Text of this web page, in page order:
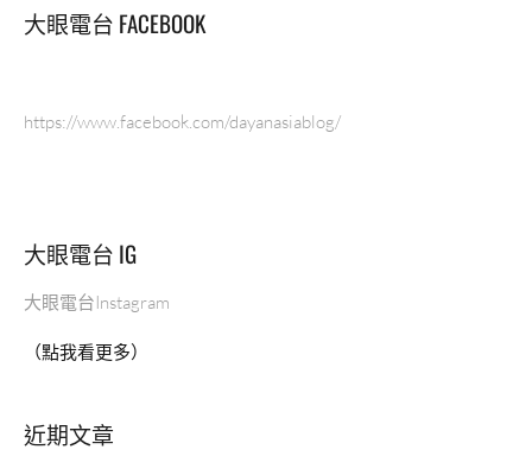
大眼電台 FACEBOOK
https://www.facebook.com/dayanasiablog/
大眼電台 IG
大眼電台Instagram
（點我看更多）
近期文章